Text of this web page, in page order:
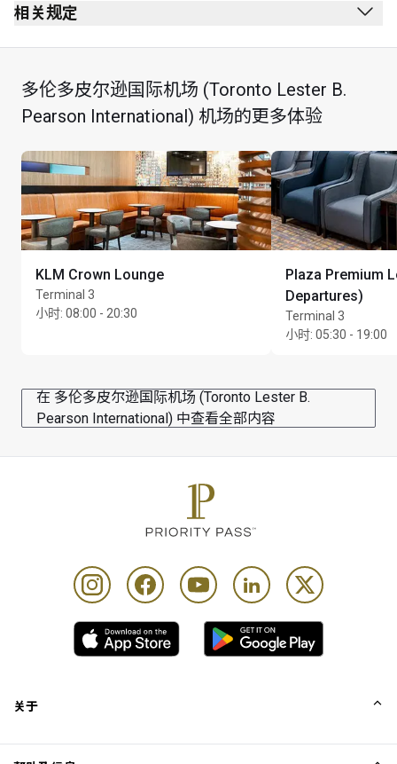
安全检查站后方
第 1 航站楼国内出发大厅，
经过 D20 安全检查站后，右转
搭乘美国跨境航班或国际航班出发的旅客不可进入该贵
宾室
相关规定
禁止吸烟（包括电子烟）
无着装要求
最长逗留时间：2 小时
多伦多皮尔逊国际机场 (Toronto Lester B.
Pearson International) 机场的更多体验
KLM Crown Lounge
Terminal 3
小时: 08:00 - 20:30
Plaza Premium
Departures)
Terminal 3
小时: 05:30 - 19:00
在 多伦多皮尔逊国际机场 (Toronto Lester B.
Pearson International) 中查看全部内容
关于